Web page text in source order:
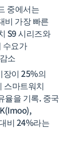
중에서는
비 가장 빠른
S9 시리즈와
수요가
소
장이 25%의
스마트워치
율을 기록. 중국
비 24%라는